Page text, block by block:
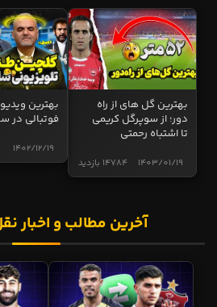
بهترین گل های از راه
دور؛ از سوپرگل کریمی
تا اشتباه رحمتی
14784 بازدید 1403/01/19
بهترین
فوتبالی در سال
1402/12/19
آخرین مطالب و اخبار